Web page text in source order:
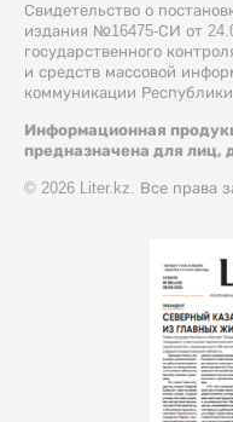
Свидетельство о
издания №16475-СИ от
государственного
и средств массовой
коммуникации
Информационная
предназначена для лиц,
© 2026 Liter.kz. Все права